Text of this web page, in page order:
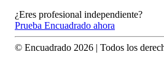
¿Eres profesional independiente?
Prueba Encuadrado ahora
© Encuadrado 2026 | Todos los